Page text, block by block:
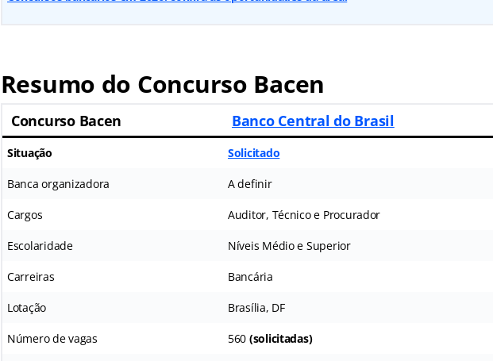
Resumo do Concurso Bacen
Concurso Bacen Banco Central do Brasil
Situação Solicitado
Banca organizadora A definir
Cargos Auditor, Técnico e Procurador
Escolaridade Níveis Médio e Superior
Carreiras Bancária
Lotação Brasília, DF
Número de vagas 560 (solicitadas)